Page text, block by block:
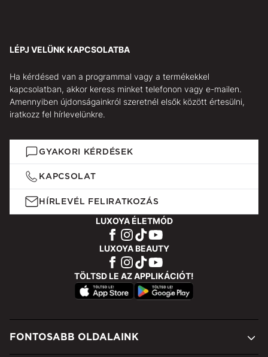
LÉPJ VELÜNK KAPCSOLATBA
Ha kérdésed van a programmal vagy a termékekkel
kapcsolatban, akkor keress minket telefonon vagy e-mailen.
Amennyiben újdonságainkról szeretnél elsők között értesülni,
iratkozz fel hírlevelünkre.
GYAKORI KÉRDÉSEK
KAPCSOLAT
HÍRLEVÉL FELIRATKOZÁS
LUXOYA ÉLETMÓD
LUXOYA BEAUTY
TÖLTSD LE AZ APPLIKÁCIÓT!
FONTOSABB OLDALAINK